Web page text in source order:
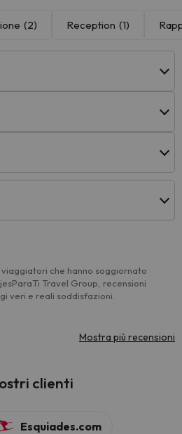
(2) Reception (1)
che hanno soggiornato
Travel Group, recensioni
veri e reali soddisfazioni.
Mostra più recensioni
clienti
Esquiades.com